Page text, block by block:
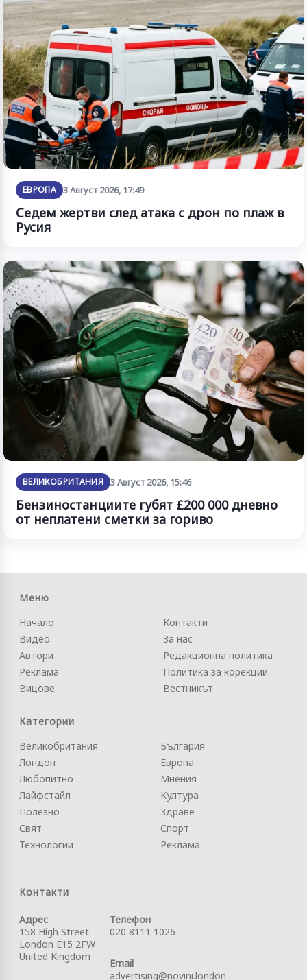
ЕВРОПА 3 Август 2026, 17:49
Седем жертви след атака с дрон по плаж в
Русия
ВЕЛИКОБРИТАНИЯ 3 Август 2026, 15:46
Бензиностанциите губят £200 000 дневно
от неплатени сметки за гориво
Меню
Начало
Видео
Автори
Реклама
Вицове
Контакти
За нас
Редакционна политика
Политика за корекции
Вестникът
Категории
Великобритания
Лондон
Любопитно
Лайфстайл
Полезно
Свят
Технологии
България
Европа
Мнения
Култура
Здраве
Спорт
Реклама
Контакти
Адрес
158 High Street
London E15 2FW
United Kingdom
Телефон
020 8111 1026
Email
advertising@novini.london